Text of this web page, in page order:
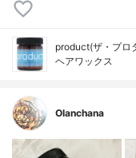
product(ザ・プロ
ヘアワックス
Olanchana